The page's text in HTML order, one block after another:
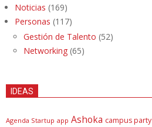
Noticias (169)
Personas (117)
Gestión de Talento (52)
Networking (65)
IDEAS
Agenda Startup app Ashoka campus party